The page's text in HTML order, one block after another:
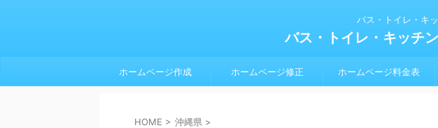
バス・トイレ・キ
バス・トイレ・キッチ
ホームページ作成 ホームページ修正 ホームページ料金表
HOME > 沖縄県 >